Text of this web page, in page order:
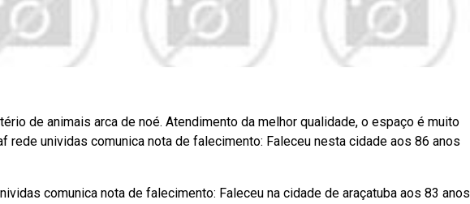
de animais arca de noé. Atendimento da melhor qualidade, o espaço é muito
rede unividas comunica nota de falecimento: Faleceu nesta cidade aos 86 anos
comunica nota de falecimento: Faleceu na cidade de araçatuba aos 83 anos